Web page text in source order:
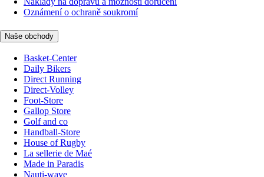
Oznámení o ochraně soukromí
Naše obchody
Basket-Center
Daily Bikers
Direct Running
Direct-Volley
Foot-Store
Gallop Store
Golf and co
Handball-Store
House of Rugby
La sellerie de Maé
Made in Paradis
Nauti-wave